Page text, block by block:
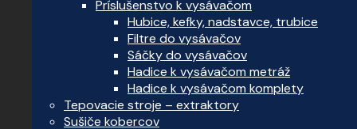
Príslušenstvo k vysávačom
Hubice, kefky, nadstavce, trubice
Filtre do vysávačov
Sáčky do vysávačov
Hadice k vysávačom metráž
Hadice k vysávačom komplety
Tepovacie stroje – extraktory
Sušiče kobercov